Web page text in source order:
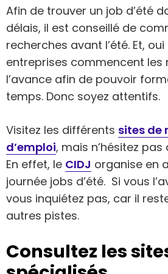
Afin de trouver un job d’été
délais, il est conseillé de
recherches avant l’été. Et,
entreprises commencent les
l’avance afin de pouvoir
temps. Donc soyez attentifs.
Visitez les différents sites de
d’emploi, mais n’hésitez
En effet, le CIDJ organise en
journée jobs d’été. Si vous
vous inquiétez pas, car il
autres pistes.
Consultez les